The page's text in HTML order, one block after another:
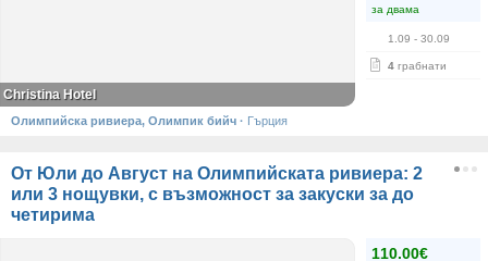
за двама
1.09 - 30.09
4 грабнати
Christina Hotel
Олимпийска ривиера, Олимпик бийч · Гърция
От Юли до Август на Олимпийската ривиера: 2
или 3 нощувки, с възможност за закуски за до
четирима
110.00€